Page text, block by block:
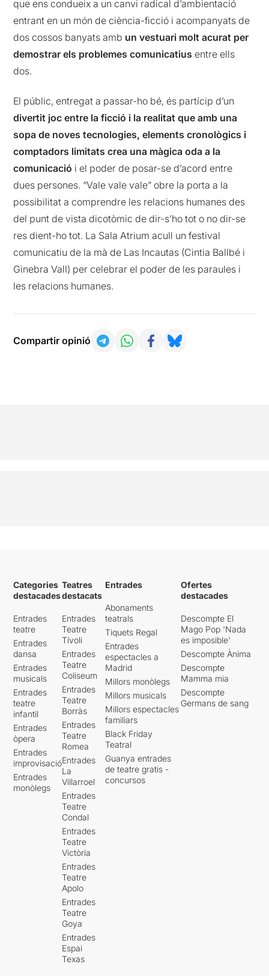
que ens condueix a un canvi radical d’ambientació
entrant en un món de ciència-ficció i acompanyats de
dos cossos banyats amb un vestuari molt acurat per
demostrar els problemes comunicatius entre ells
dos.
El públic, entregat a passar-ho bé, és partícip d’un
divertit joc entre la ficció i la realitat que amb una
sopa de noves tecnologies, elements cronològics i
comptadors limitats crea una màgica oda a la
comunicació i el poder de posar-se d’acord entre
dues persones. “Vale vale vale” obre la porta a la
possibilitat a comprendre les relacions humanes des
del punt de vista dicotòmic de dir-s’ho tot o no dir-se
res dient-ho tot. La Sala Atrium acull un festival
comunicatiu de la mà de Las Incautas (Cintia Ballbé i
Ginebra Vall) per celebrar el poder de les paraules i
les relacions humanes.
Compartir opinió
Categories
destacades
Entrades
teatre
Entrades
dansa
Entrades
musicals
Entrades
teatre
infantil
Entrades
òpera
Entrades
improvisació
Entrades
monòlegs
Teatres
destacats
Entrades
Teatre
Tívoli
Entrades
Teatre
Coliseum
Entrades
Teatre
Borràs
Entrades
Teatre
Romea
Entrades
La
Villarroel
Entrades
Teatre
Condal
Entrades
Teatre
Victòria
Entrades
Teatre
Apolo
Entrades
Teatre
Goya
Entrades
Espai
Texas
Entrades
Abonaments
teatrals
Tiquets Regal
Entrades
espectacles a
Madrid
Millors monòlegs
Millors musicals
Millors espectacles
familiars
Black Friday
Teatral
Guanya entrades
de teatre gratis -
concursos
Ofertes
destacades
Descompte El
Mago Pop 'Nada
es imposible'
Descompte Ànima
Descompte
Mamma mia
Descompte
Germans de sang